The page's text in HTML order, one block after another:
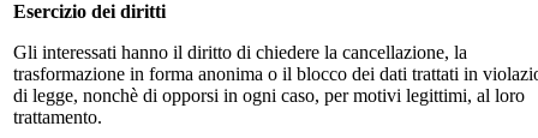
Esercizio dei diritti
Gli interessati hanno il diritto di chiedere la cancellazione, la
trasformazione in forma anonima o il blocco dei dati trattati in
di legge, nonchè di opporsi in ogni caso, per motivi legittimi, al loro
trattamento.